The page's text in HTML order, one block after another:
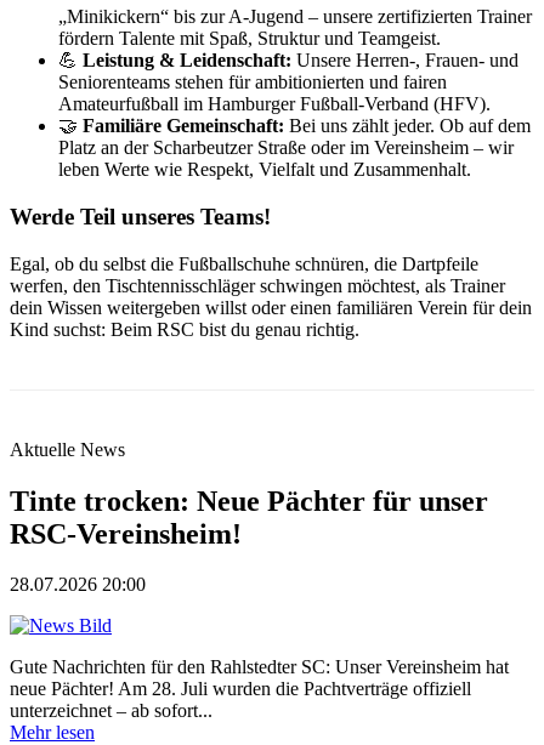
„Minikickern“ bis zur A-Jugend – unsere zertifizierten Trainer
fördern Talente mit Spaß, Struktur und Teamgeist.
💪 Leistung & Leidenschaft: Unsere Herren-, Frauen- und
Seniorenteams stehen für ambitionierten und fairen
Amateurfußball im Hamburger Fußball-Verband (HFV).
🤝 Familiäre Gemeinschaft: Bei uns zählt jeder. Ob auf dem
Platz an der Scharbeutzer Straße oder im Vereinsheim – wir
leben Werte wie Respekt, Vielfalt und Zusammenhalt.
Werde Teil unseres Teams!
Egal, ob du selbst die Fußballschuhe schnüren, die Dartpfeile
werfen, den Tischtennisschläger schwingen möchtest, als Trainer
dein Wissen weitergeben willst oder einen familiären Verein für dein
Kind suchst: Beim RSC bist du genau richtig.
Aktuelle News
Tinte trocken: Neue Pächter für unser
RSC-Vereinsheim!
28.07.2026 20:00
Gute Nachrichten für den Rahlstedter SC: Unser Vereinsheim hat
neue Pächter! Am 28. Juli wurden die Pachtverträge offiziell
unterzeichnet – ab sofort...
Mehr lesen